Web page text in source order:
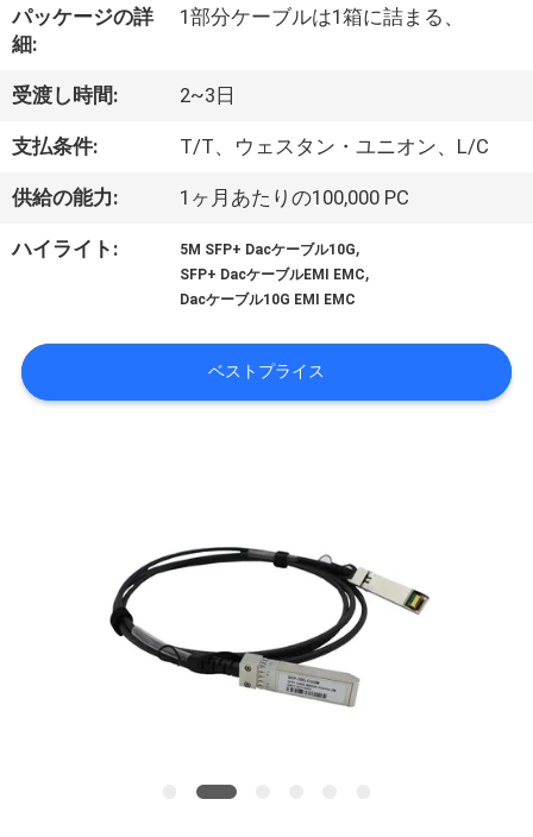
に
つ
い
て
工
旅
行
パッケージの詳
細:
1部分ケーブルは1箱に詰まる、
受渡し時間: 2~3日
支払条件: T/T、ウェスタン・ユニオン、L/C
供給の能力: 1ヶ月あたりの100,000 PC
ハイライト: 5M SFP+ Dacケーブル10G,
SFP+ DacケーブルEMI EMC,
Dacケーブル10G EMI EMC
ベストプライス